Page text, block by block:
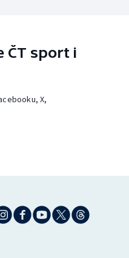
ČT sport i
X,